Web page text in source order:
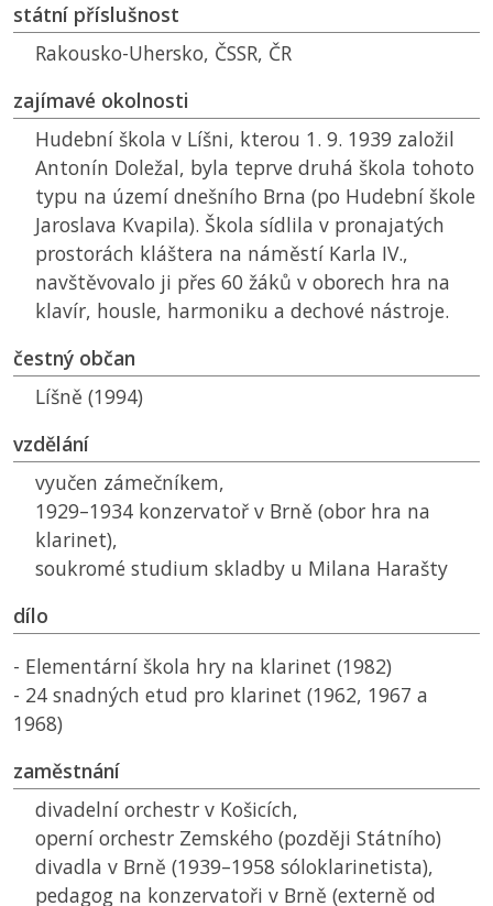
státní příslušnost
Rakousko-Uhersko, ČSSR, ČR
zajímavé okolnosti
Hudební škola v Líšni, kterou 1. 9. 1939 založil
Antonín Doležal, byla teprve druhá škola tohoto
typu na území dnešního Brna (po Hudební škole
Jaroslava Kvapila). Škola sídlila v pronajatých
prostorách kláštera na náměstí Karla IV.,
navštěvovalo ji přes 60 žáků v oborech hra na
klavír, housle, harmoniku a dechové nástroje.
čestný občan
Líšně (1994)
vzdělání
vyučen zámečníkem,
1929–1934 konzervatoř v Brně (obor hra na
klarinet),
soukromé studium skladby u Milana Harašty
dílo
- Elementární škola hry na klarinet (1982)
- 24 snadných etud pro klarinet (1962, 1967 a
1968)
zaměstnání
divadelní orchestr v Košicích,
operní orchestr Zemského (později Státního)
divadla v Brně (1939–1958 sóloklarinetista),
pedagog na konzervatoři v Brně (externě od